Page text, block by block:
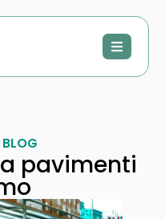
pavimenti